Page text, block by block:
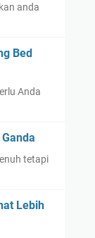
anda
Bed
Anda
tetapi
Lebih